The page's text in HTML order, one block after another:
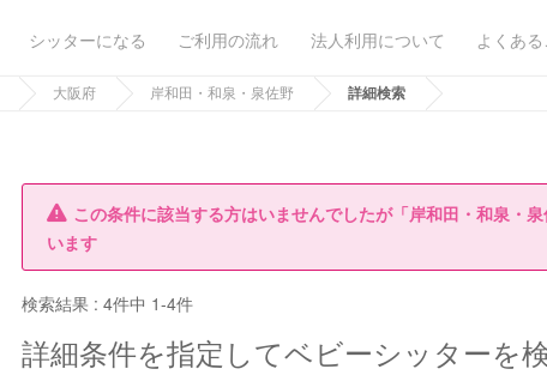
シッターになる ご利用の流れ 法人利用について よくあ
大阪府 岸和田・和泉・泉佐野 詳細検索
この条件に該当する方はいませんでしたが「岸和田・和泉・
います
検索結果 :4件中 1-4件
詳細条件を指定してベビーシッターを